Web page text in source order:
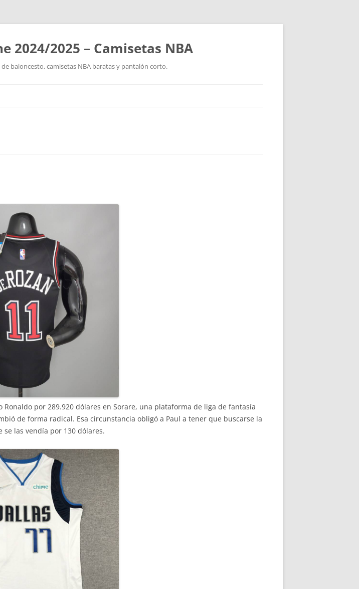
2024/2025 – Camisetas NBA
baloncesto, camisetas NBA baratas y pantalón corto.
por 289.920 dólares en Sorare, una plataforma de liga de fantasía
de forma radical. Esa circunstancia obligó a Paul a tener que buscarse la
las vendía por 130 dólares.